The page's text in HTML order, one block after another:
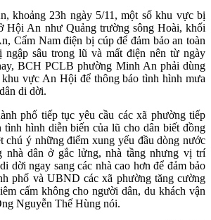
khoảng 23h ngày 5/11, một số khu vực bị
Hội An như Quảng trường sông Hoài, khối
Cẩm Nam điện bị cúp để đảm bảo an toàn
sâu trong lũ và mất điện nên từ ngày
BCH PCLB phường Minh An phải dùng
vực An Hội để thông báo tình hình mưa
di dời.
phố tiếp tục yêu cầu các xã phường tiếp
hình diễn biến của lũ cho dân biết đồng
chú ý những điểm xung yếu đầu dòng nước
nhà dân ở gắc lửng, nhà tầng nhưng vị trí
dời ngay sang các nhà cao hơn để đảm bảo
phố và UBND các xã phường tăng cường
cấm không cho người dân, du khách vận
Nguyễn Thế Hùng nói.